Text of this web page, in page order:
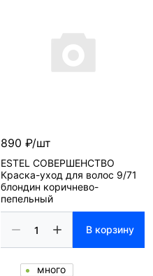
890 ₽/шт
ESTEL СОВЕРШЕНСТВО
Краска-уход для волос 9/71
блондин коричнево-
пепельный
В корзину
много